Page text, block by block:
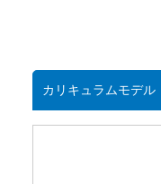
カリキュラムモデル